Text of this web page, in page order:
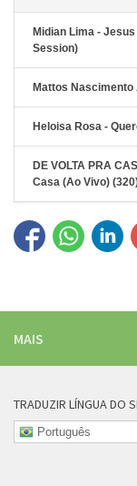
Midian Lima -
Session)
Mattos Nascimento
Heloisa Rosa -
DE VOLTA PRA
Casa (Ao Vivo)
MAIS
TRADUZIR LÍNGUA DO
Português